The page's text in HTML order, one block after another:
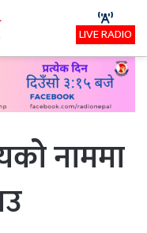
LIVE RADIO
नाममा